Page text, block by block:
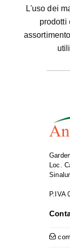
L'uso dei
prodotti
Loc.
P.IVA